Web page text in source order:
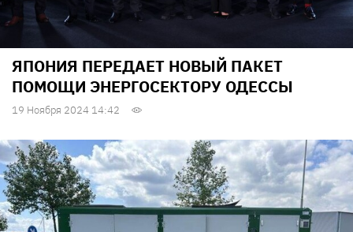
ЯПОНИЯ ПЕРЕДАЕТ НОВЫЙ ПАКЕТ
ПОМОЩИ ЭНЕРГОСЕКТОРУ ОДЕССЫ
19 Ноября 2024 14:42